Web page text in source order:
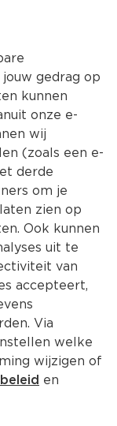
Kies jouw
mayo
Ca. 25 Min
Bereiding
gedrag op
kunnen
onze e-
wij
(zoals een e-
derde
om je
zien op
Ook kunnen
uit te
van
accepteert,
Via
welke
wijzigen of
en